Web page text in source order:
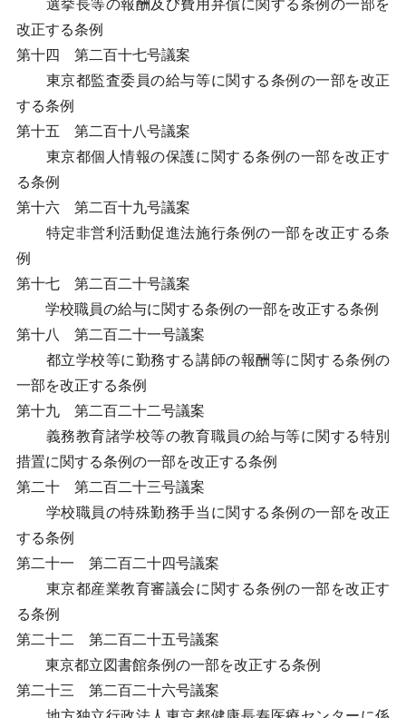
選挙長等の報酬及び費用弁償に関する条例の一部を
改正する条例
第十四 第二百十七号議案
東京都監査委員の給与等に関する条例の一部を改正
する条例
第十五 第二百十八号議案
東京都個人情報の保護に関する条例の一部を改正す
る条例
第十六 第二百十九号議案
特定非営利活動促進法施行条例の一部を改正する条
例
第十七 第二百二十号議案
学校職員の給与に関する条例の一部を改正する条例
第十八 第二百二十一号議案
都立学校等に勤務する講師の報酬等に関する条例の
一部を改正する条例
第十九 第二百二十二号議案
義務教育諸学校等の教育職員の給与等に関する特別
措置に関する条例の一部を改正する条例
第二十 第二百二十三号議案
学校職員の特殊勤務手当に関する条例の一部を改正
する条例
第二十一 第二百二十四号議案
東京都産業教育審議会に関する条例の一部を改正す
る条例
第二十二 第二百二十五号議案
東京都立図書館条例の一部を改正する条例
第二十三 第二百二十六号議案